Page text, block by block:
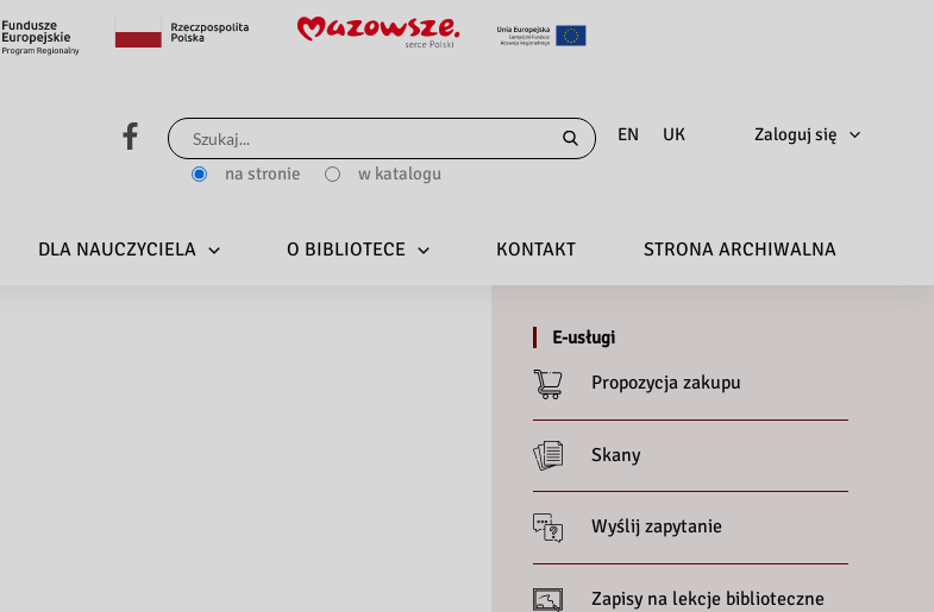
EN UK
Szukaj
dla:
na stronie w katalogu
Zaloguj się
DLA NAUCZYCIELA O BIBLIOTECE KONTAKT STRONA ARCHIWALNA
E-usługi
Propozycja zakupu
Skany
Wyślij zapytanie
Zapisy na lekcje biblioteczne